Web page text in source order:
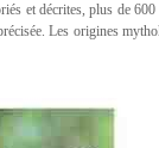
et décrites, plus de
Les origines